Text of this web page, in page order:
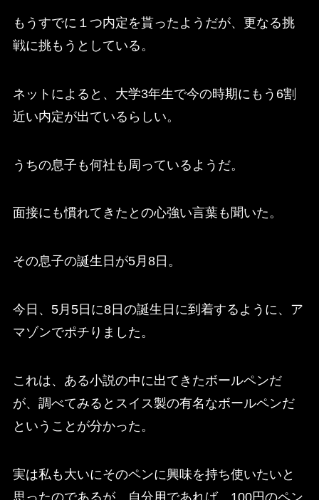
もうすでに１つ内定を貰ったようだが、更なる挑
戦に挑もうとしている。
ネットによると、大学3年生で今の時期にもう6割
近い内定が出ているらしい。
うちの息子も何社も周っているようだ。
面接にも慣れてきたとの心強い言葉も聞いた。
その息子の誕生日が5月8日。
今日、5月5日に8日の誕生日に到着するように、ア
マゾンでポチりました。
これは、ある小説の中に出てきたボールペンだ
が、調べてみるとスイス製の有名なボールペンだ
ということが分かった。
実は私も大いにそのペンに興味を持ち使いたいと
思ったのであるが、自分用であれば、100円のペン